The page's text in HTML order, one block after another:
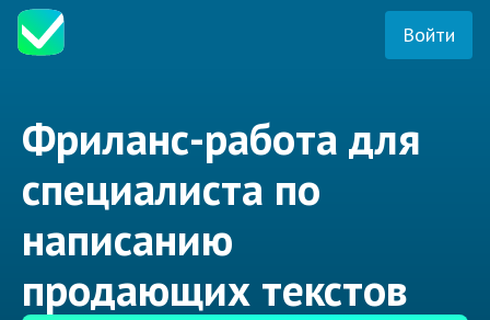
Войти
Фриланс-работа для
специалиста по
написанию
продающих текстов